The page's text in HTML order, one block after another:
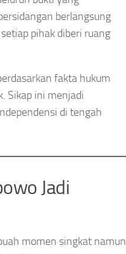
berlangsung
pihak diberi ruang
fakta hukum
Sikap ini menjadi
di tengah
Jadi
momen singkat namun